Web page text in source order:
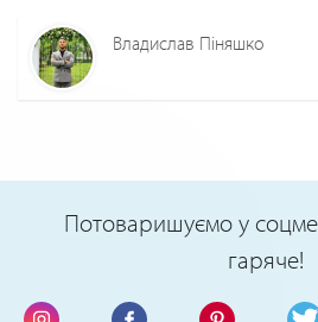
Владислав Піняшко
Потоваришуємо у
гаряче!